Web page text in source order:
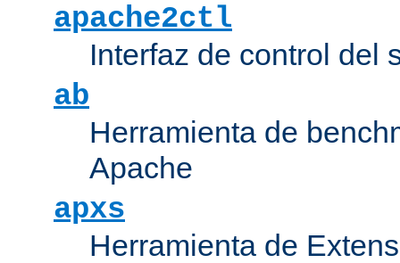
apache2ctl
Interfaz de control del
ab
Herramienta de
Apache
apxs
Herramienta de